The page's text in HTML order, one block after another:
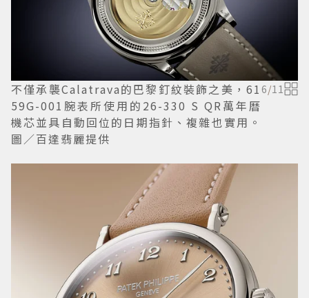
不僅承襲Calatrava的巴黎釘紋裝飾之美，61
59G-001腕表所使用的26-330 S QR萬年曆
機芯並具自動回位的日期指針、複雜也實用。
圖／百達翡麗提供
6/11